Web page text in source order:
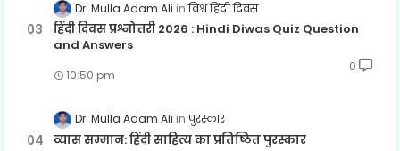
Dr. Mulla Adam Ali विश्व हिंदी दिवस
हिंदी दिवस प्रश्नोत्तरी 2026 : Hindi Diwas Quiz Question
and Answers
10:50 pm
0
Dr. Mulla Adam Ali पुरस्कार
व्यास सम्मान: हिंदी साहित्य का प्रतिष्ठित पुरस्कार